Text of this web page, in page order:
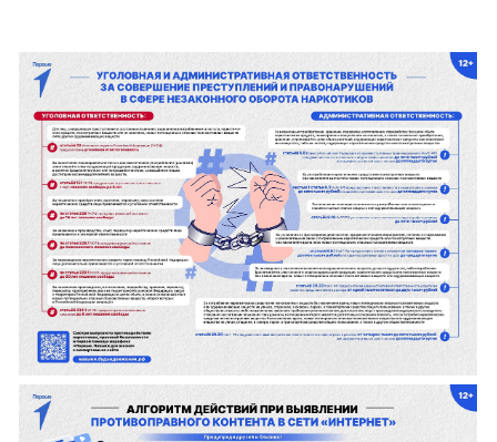
#КИУ #Важно
#Первые #Информация #ЗОЖ
#Безопасность #Калининград
Подробнее:https://vk.ru/wall-230685643_519